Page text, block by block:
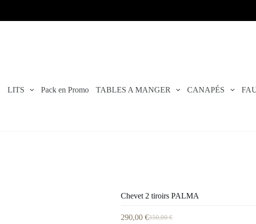
LITS Pack en Promo TABLES A MANGER CANAPÉS
Chevet 2 tiroirs PALMA
350,00€
290,00 €